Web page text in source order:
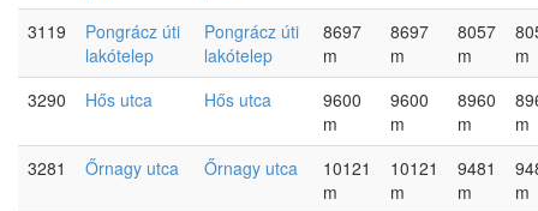
3119
Pongrácz úti
lakótelep
Pongrácz úti
lakótelep
8697
m
8697
m
8057
m
m
3290
Hős utca Hős utca
9600
m
9600
m
8960
m
m
3281
Őrnagy utca Őrnagy utca
10121
m
10121
m
9481
m
m